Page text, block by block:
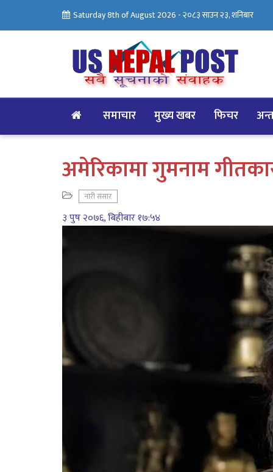
Saturday 8th of August 2026 -२०८३ साउन २३, शनिबार
समाचार मुख्य खबर फिचर
अमेरिकामा गुमनाम
नारी संसार
३ पुष २०७६, बिहीबार १७:५४